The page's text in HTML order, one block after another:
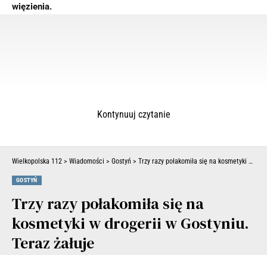
więzienia.
Kontynuuj czytanie
Wielkopolska 112 > Wiadomości > Gostyń > Trzy razy połakomiła się na kosmetyki w drogerii w Gostyniu. Teraz żałuje
GOSTYŃ
Trzy razy połakomiła się na
kosmetyki w drogerii w Gostyniu.
Teraz żałuje